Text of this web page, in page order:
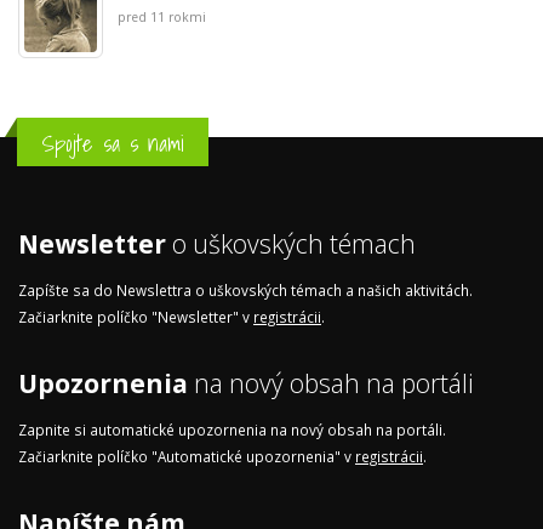
pred 11 rokmi
Spojte sa s nami
Newsletter o uškovských témach
Zapíšte sa do Newslettra o uškovských témach a našich aktivitách.
Začiarknite políčko "Newsletter" v registrácii.
Upozornenia na nový obsah na portáli
Zapnite si automatické upozornenia na nový obsah na portáli.
Začiarknite políčko "Automatické upozornenia" v registrácii.